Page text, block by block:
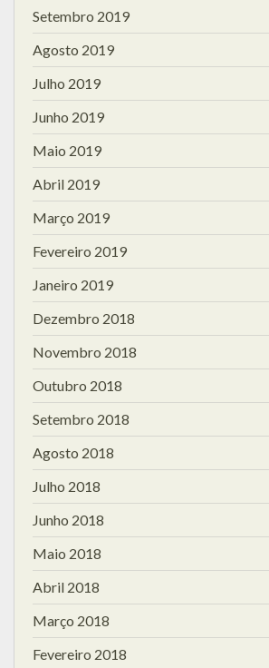
Setembro 2019
Agosto 2019
Julho 2019
Junho 2019
Maio 2019
Abril 2019
Março 2019
Fevereiro 2019
Janeiro 2019
Dezembro 2018
Novembro 2018
Outubro 2018
Setembro 2018
Agosto 2018
Julho 2018
Junho 2018
Maio 2018
Abril 2018
Março 2018
Fevereiro 2018